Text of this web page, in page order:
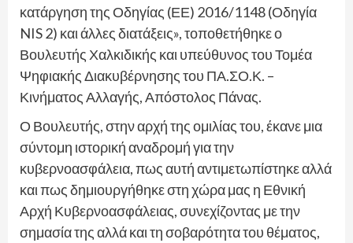
κατάργηση της Οδηγίας (ΕΕ) 2016/1148 (Οδηγία
NIS 2) και άλλες διατάξεις», τοποθετήθηκε ο
Βουλευτής Χαλκιδικής και υπεύθυνος του Τομέα
Ψηφιακής Διακυβέρνησης του ΠΑ.ΣΟ.Κ. –
Κινήματος Αλλαγής, Απόστολος Πάνας.
Ο Βουλευτής, στην αρχή της ομιλίας του, έκανε μια
σύντομη ιστορική αναδρομή για την
κυβερνοασφάλεια, πως αυτή αντιμετωπίστηκε αλλά
και πως δημιουργήθηκε στη χώρα μας η Εθνική
Αρχή Κυβερνοασφάλειας, συνεχίζοντας με την
σημασία της αλλά και τη σοβαρότητα του θέματος,